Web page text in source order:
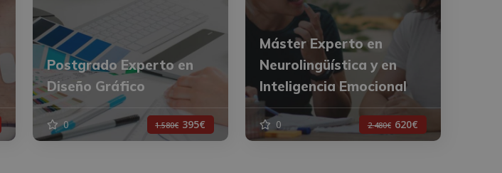
Postgrado Experto en
Diseño Gráfico
0 1.580€ 395€
Máster Experto en
Neurolingüística y en
Inteligencia Emocional
0 2.480€ 620€